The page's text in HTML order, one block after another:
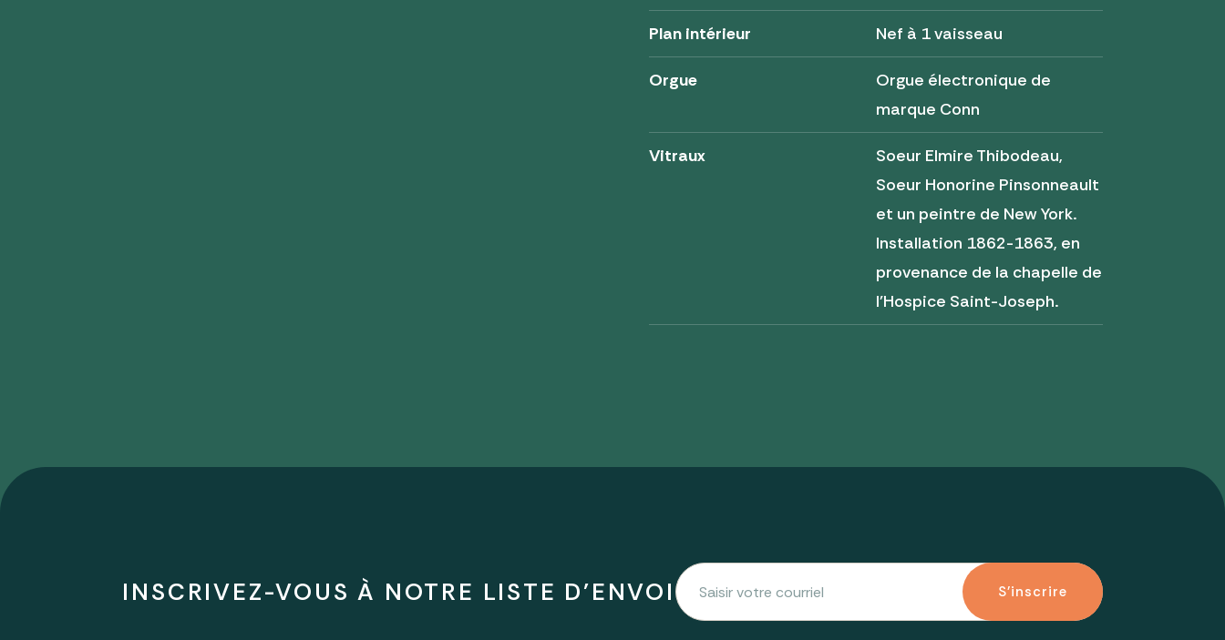
Plan intérieur Nef à 1 vaisseau
Orgue
Orgue électronique de
marque Conn
Vitraux
Soeur Elmire Thibodeau,
Soeur Honorine Pinsonneault
et un peintre de New York.
Installation 1862-1863, en
provenance de la chapelle de
l'Hospice Saint-Joseph.
INSCRIVEZ-VOUS À NOTRE LISTE D'ENVOI S'inscrire